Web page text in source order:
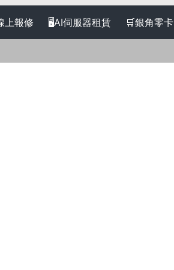
報修 🖥️AI伺服器租賃 🛒銀角零卡